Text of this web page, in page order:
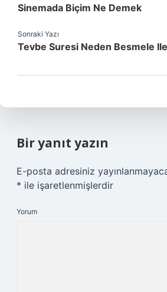
Sinemada Biçim Ne Demek
Sonraki Yazı
Tevbe Suresi Neden Besmele
Bir yanıt yazın
E-posta adresiniz
* ile işaretlenmişlerdir
Yorum